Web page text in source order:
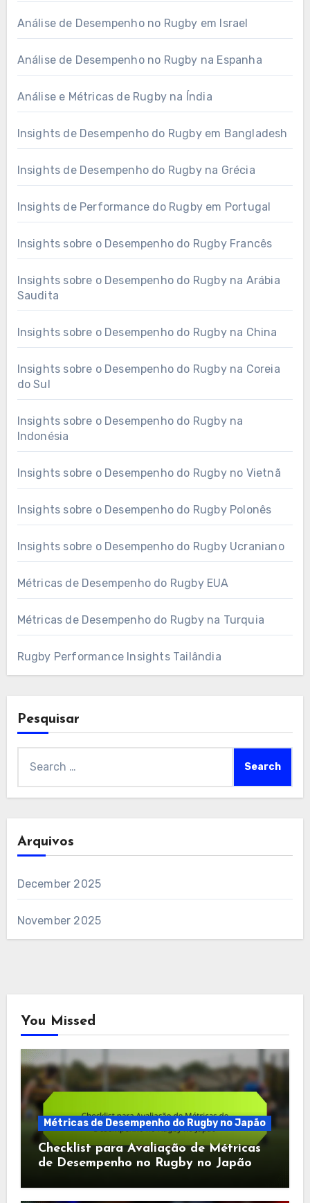
Análise de Desempenho no Rugby em Israel
Análise de Desempenho no Rugby na Espanha
Análise e Métricas de Rugby na Índia
Insights de Desempenho do Rugby em Bangladesh
Insights de Desempenho do Rugby na Grécia
Insights de Performance do Rugby em Portugal
Insights sobre o Desempenho do Rugby Francês
Insights sobre o Desempenho do Rugby na Arábia
Saudita
Insights sobre o Desempenho do Rugby na China
Insights sobre o Desempenho do Rugby na Coreia
do Sul
Insights sobre o Desempenho do Rugby na
Indonésia
Insights sobre o Desempenho do Rugby no Vietnã
Insights sobre o Desempenho do Rugby Polonês
Insights sobre o Desempenho do Rugby Ucraniano
Métricas de Desempenho do Rugby EUA
Métricas de Desempenho do Rugby na Turquia
Rugby Performance Insights Tailândia
Pesquisar
for:
Arquivos
December 2025
November 2025
You Missed
Métricas de Desempenho do Rugby no Japão
Checklist para Avaliação de Métricas
de Desempenho no Rugby no Japão